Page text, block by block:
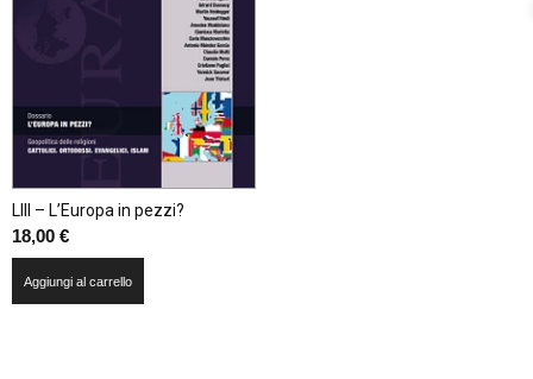
LIII – L’Europa in pezzi?
18,00 €
Aggiungi al carrello